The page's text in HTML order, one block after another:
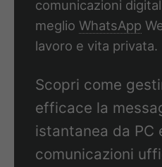
comunicazioni
meglio WhatsApp
lavoro e vita privata.
Scopri come
efficace la
istantanea da PC
comunicazioni